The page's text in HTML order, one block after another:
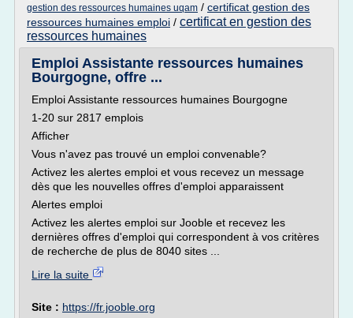
gestion des ressources humaines uqam / certificat gestion des
ressources humaines emploi / certificat en gestion des
ressources humaines
Emploi Assistante ressources humaines
Bourgogne, offre ...
Emploi Assistante ressources humaines Bourgogne
1-20 sur 2817 emplois
Afficher
Vous n'avez pas trouvé un emploi convenable?
Activez les alertes emploi et vous recevez un message
dès que les nouvelles offres d'emploi apparaissent
Alertes emploi
Activez les alertes emploi sur Jooble et recevez les
dernières offres d'emploi qui correspondent à vos critères
de recherche de plus de 8040 sites ...
Lire la suite
Site : https://fr.jooble.org